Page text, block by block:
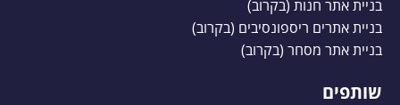
בניית אתר חנות (בקרוב)
בניית אתרים ריספונסיבים (בקרוב)
בניית אתר מסחר (בקרוב)
שותפים